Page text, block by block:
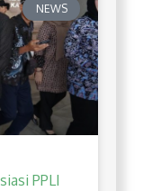
NEWS
PPLI